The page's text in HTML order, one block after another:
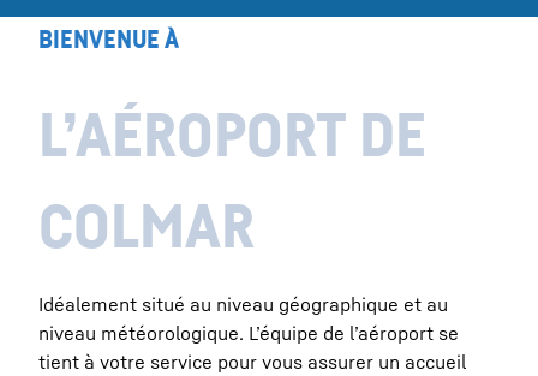
BIENVENUE À
L’AÉROPORT DE
COLMAR
Idéalement situé au niveau géographique et au
niveau météorologique. L’équipe de l’aéroport se
tient à votre service pour vous assurer un accueil